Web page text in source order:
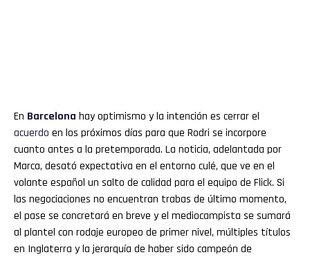
En Barcelona hay optimismo y la intención es cerrar el
acuerdo en los próximos días para que Rodri se incorpore
cuanto antes a la pretemporada. La noticia, adelantada por
Marca, desató expectativa en el entorno culé, que ve en el
volante español un salto de calidad para el equipo de Flick. Si
las negociaciones no encuentran trabas de último momento,
el pase se concretará en breve y el mediocampista se sumará
al plantel con rodaje europeo de primer nivel, múltiples títulos
en Inglaterra y la jerarquía de haber sido campeón de